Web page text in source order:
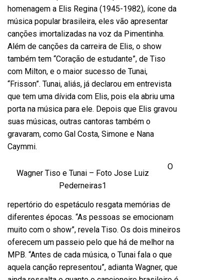
homenagem a Elis Regina (1945-1982), ícone da
música popular brasileira, eles vão apresentar
canções imortalizadas na voz da Pimentinha.
Além de canções da carreira de Elis, o show
também tem “Coração de estudante”, de Tiso
com Milton, e o maior sucesso de Tunai,
“Frisson”. Tunai, aliás, já declarou em entrevista
que tem uma dívida com Elis, pois ela abriu uma
porta na música para ele. Depois que Elis gravou
suas músicas, outras cantoras também o
gravaram, como Gal Costa, Simone e Nana
Caymmi.
Wagner Tiso e Tunai – Foto Jose Luiz
Pederneiras1
O
repertório do espetáculo resgata memórias de
diferentes épocas. “As pessoas se emocionam
muito com o show”, revela Tiso. Os dois mineiros
oferecem um passeio pelo que há de melhor na
MPB. “Antes de cada música, o Tunai fala o que
aquela canção representou”, adianta Wagner, que